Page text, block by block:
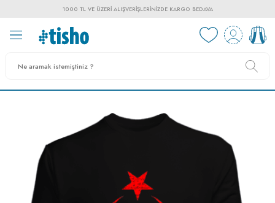
1000 TL VE ÜZERI ALIŞVERIŞLERINIZDE KARGO BEDAVA